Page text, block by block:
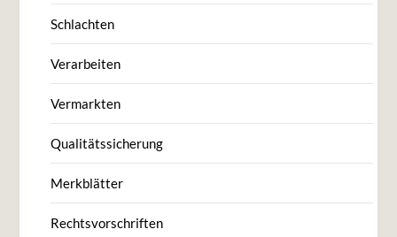
Schlachten
Verarbeiten
Vermarkten
Qualitätssicherung
Merkblätter
Rechtsvorschriften